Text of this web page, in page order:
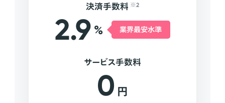
決済手数料 ※2
2.9 % 業界最安水準
サービス手数料
0 円